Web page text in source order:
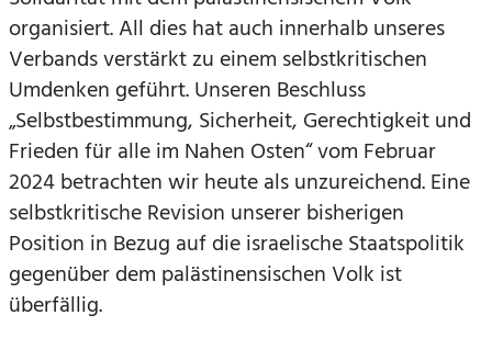
organisiert. All dies hat auch innerhalb unseres
Verbands verstärkt zu einem selbstkritischen
Umdenken geführt. Unseren Beschluss
„Selbstbestimmung, Sicherheit, Gerechtigkeit und
Frieden für alle im Nahen Osten“ vom Februar
2024 betrachten wir heute als unzureichend. Eine
selbstkritische Revision unserer bisherigen
Position in Bezug auf die israelische Staatspolitik
gegenüber dem palästinensischen Volk ist
überfällig.